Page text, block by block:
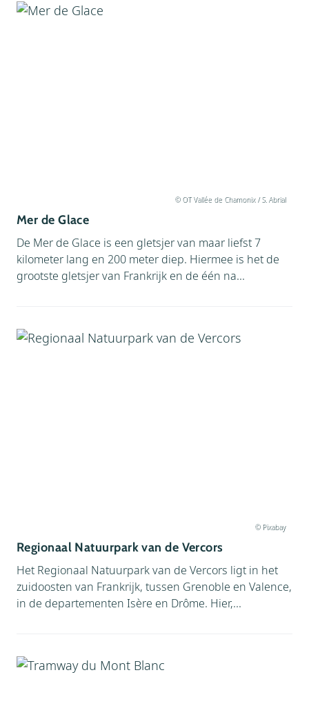
© OT Vallée de Chamonix / S. Abrial
Mer de Glace
De Mer de Glace is een gletsjer van maar liefst 7
kilometer lang en 200 meter diep. Hiermee is het de
grootste gletsjer van Frankrijk en de één na...
© Pixabay
Regionaal Natuurpark van de Vercors
Het Regionaal Natuurpark van de Vercors ligt in het
zuidoosten van Frankrijk, tussen Grenoble en Valence,
in de departementen Isère en Drôme. Hier,...